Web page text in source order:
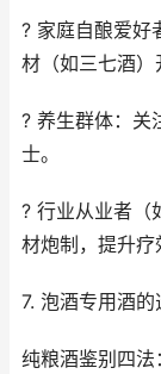
? 家庭自酿爱好
材（如三七酒）
? 养生群体：关
士。
? 行业从业者（
材炮制，提升疗
7. 泡酒专用酒的
纯粮酒鉴别四法